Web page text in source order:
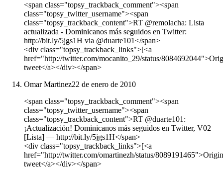
<span class="topsy_trackback_comment"><span
class="topsy_twitter_username"><span
class="topsy_trackback_content">RT @remolacha: Lista
actualizada - Dominicanos más seguidos en Twitter:
http://bit.ly/5jgs1H via @duarte101</span>
<div class="topsy_trackback_links">[<a
href="http://twitter.com/mocanito_29/status/
tweet</a></div></span>
Omar Martinez22 de enero de 2010
<span class="topsy_trackback_comment"><span
class="topsy_twitter_username"><span
class="topsy_trackback_content">RT @duarte101:
¡Actualización! Dominicanos más seguidos en Twitter, V02
[Lista] — http://bit.ly/5jgs1H</span>
<div class="topsy_trackback_links">[<a
href="http://twitter.com/omartinezh/status/
tweet</a></div></span>